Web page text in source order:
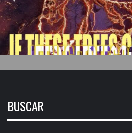
BUSCAR